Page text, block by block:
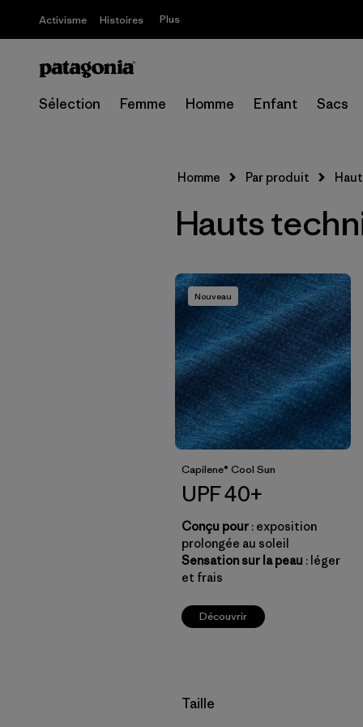
Activisme Histoires Plus
Sélection Femme Homme Enfant Sacs
Homme Par produit
Hauts
Nouveau
Capilene® Cool Sun
UPF 40+
Conçu pour : exposition
prolongée au soleil
Sensation sur la peau : léger
et frais
Découvrir
Filtrer par
Taille